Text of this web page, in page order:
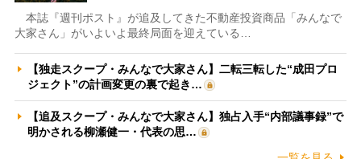
本誌『週刊ポスト』が追及してきた不動産投資商品「みんなで
大家さん」がいよいよ最終局面を迎えている…
【独走スクープ・みんなで大家さん】二転三転した“成田プロ
ジェクト”の計画変更の裏で起き…
【追及スクープ・みんなで大家さん】独占入手“内部議事録”で
明かされる柳瀬健一・代表の思…